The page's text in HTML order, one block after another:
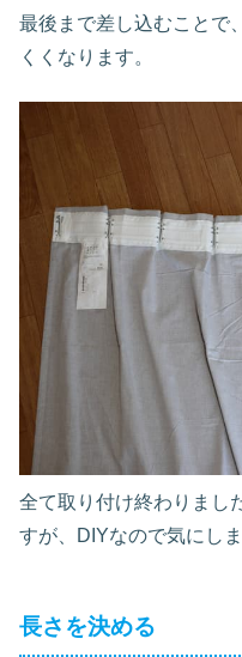
最後まで差し込むことで
くくなります。
全て取り付け終わりまし
すが、DIYなので気にしま
長さを決める